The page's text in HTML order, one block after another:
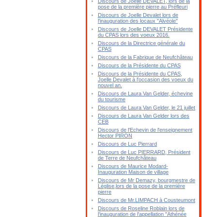
pose de la première pierre au Préfleuri
Discours de Joelle Devalet lors de
l'inauguration des locaux "Alvéole"
Discours de Joelle DEVALET Présidente
du CPAS lors des voeux 2016.
Discours de la Directrice générale du
CPAS
Discours de la Fabrique de Neufchâteau
Discours de la Présidente du CPAS
Discours de la Présidente du CPAS,
Joelle Devalet à l'occasion des voeux du
nouvel an.
Discours de Laura Van Gelder, échevine
du tourisme
Discours de Laura Van Gelder, le 21 juillet
Discours de Laura Van Gelder lors des
CEB
Discours de l'Echevin de l'enseignement
Hector PIRON
Discours de Luc Pierrard
Discours de Luc PIERRARD, Président
de Terre de Neufchâteau
Discours de Maurice Modard-
Inauguration Maison de village
Discours de Mr Demazy, bourgmestre de
Léglise,lors de la pose de la première
pierre
Discours de Mr.LIMPACH à Cousteumont
Discours de Roseline Roblain lors de
l'inauguration de l'appellation "Athénée